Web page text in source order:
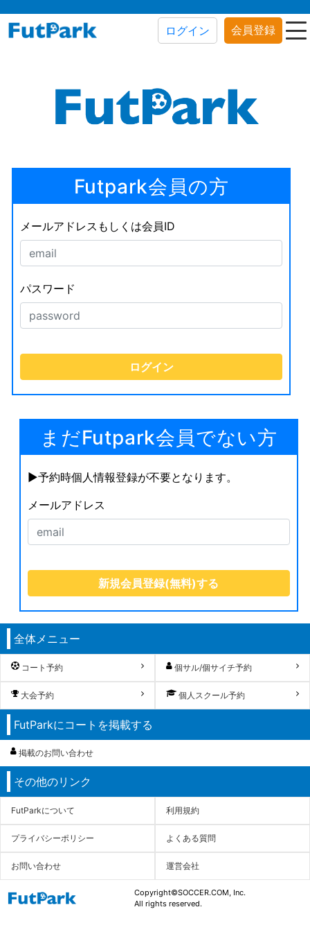
ログイン 会員登録
Futpark会員の方
メールアドレスもしくは会員ID
パスワード
まだFutpark会員でない方
▶︎予約時個人情報登録が不要となります。
メールアドレス
全体メニュー
コート予約 個サル/個サイチ予約
大会予約 個人スクール予約
FutParkにコートを掲載する
掲載のお問い合わせ
その他のリンク
FutParkについて 利用規約
プライバシーポリシー よくある質問
お問い合わせ 運営会社
Copyright©SOCCER.COM, Inc.
All rights reserved.